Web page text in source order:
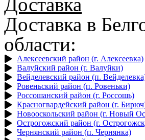
Доставка в
области:
Алексеевский район (г. Алексеевка)
Валуйский район (г. Валуйки)
Вейделевский район (п.
Ровеньский район (п. Ровеньки)
Россошанский район (г. Россошь)
Красногвардейский район (г.
Новооскольский район (г. Новый
Острогожский район (г.
Чернянский район (п. Чернянка)